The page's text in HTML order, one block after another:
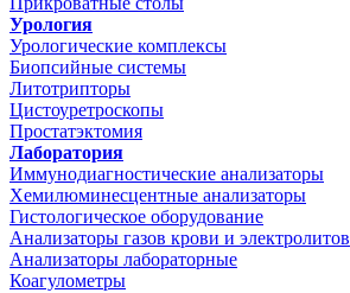
Урология
Урологические комплексы
Биопсийные системы
Литотрипторы
Цистоуретроскопы
Простатэктомия
Лаборатория
Иммунодиагностические анализаторы
Хемилюминесцентные анализаторы
Гистологическое оборудование
Анализаторы газов крови и электролитов
Анализаторы лабораторные
Коагулометры